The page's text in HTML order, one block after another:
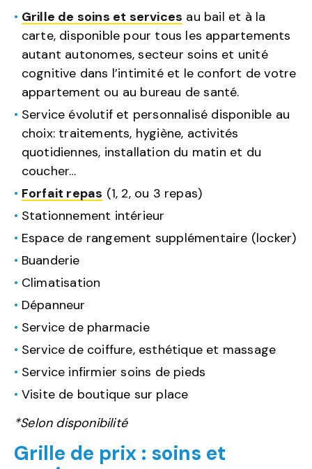
Grille de soins et services au bail et à la
carte, disponible pour tous les appartements
autant autonomes, secteur soins et unité
cognitive dans l’intimité et le confort de votre
appartement ou au bureau de santé.
Service évolutif et personnalisé disponible au
choix: traitements, hygiène, activités
quotidiennes, installation du matin et du
coucher…
Forfait repas (1, 2, ou 3 repas)
Stationnement intérieur
Espace de rangement supplémentaire (locker)
Buanderie
Climatisation
Dépanneur
Service de pharmacie
Service de coiffure, esthétique et massage
Service infirmier soins de pieds
Visite de boutique sur place
*Selon disponibilité
Grille de prix : soins et